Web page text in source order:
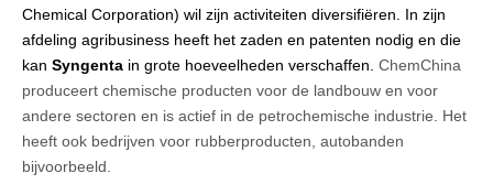
Chemical Corporation) wil zijn activiteiten diversifiëren. In zijn
afdeling agribusiness heeft het zaden en patenten nodig en die
kan Syngenta in grote hoeveelheden verschaffen. ChemChina
produceert chemische producten voor de landbouw en voor
andere sectoren en is actief in de petrochemische industrie. Het
heeft ook bedrijven voor rubberproducten, autobanden
bijvoorbeeld.